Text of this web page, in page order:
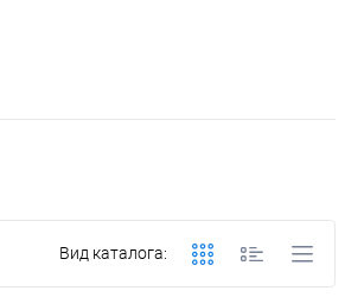
Вид каталога: